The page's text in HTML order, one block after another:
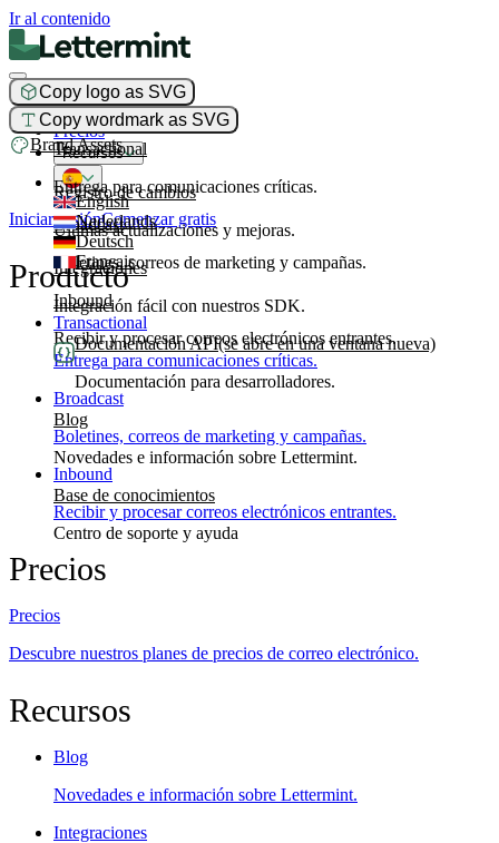
Ir al contenido
Copy logo as SVG
Copy wordmark as SVG
Brand Assets
Producto
Transactional
Entrega para comunicaciones críticas.
Broadcast
Boletines, correos de marketing y campañas.
Inbound
Recibir y procesar correos electrónicos entrantes.
Precios
Recursos
Registro de cambios
Últimas actualizaciones y mejoras.
Integraciones
Integración fácil con nuestros SDK.
Documentación API(se abre en una ventana nueva)
Documentación para desarrolladores.
Blog
Novedades e información sobre Lettermint.
Base de conocimientos
Centro de soporte y ayuda
English
Nederlands
Deutsch
Français
Iniciar sesiónComenzar gratis
Producto
Transactional
Entrega para comunicaciones críticas.
Broadcast
Boletines, correos de marketing y campañas.
Inbound
Recibir y procesar correos electrónicos entrantes.
Precios
Precios
Descubre nuestros planes de precios de correo electrónico.
Recursos
Blog
Novedades e información sobre Lettermint.
Integraciones